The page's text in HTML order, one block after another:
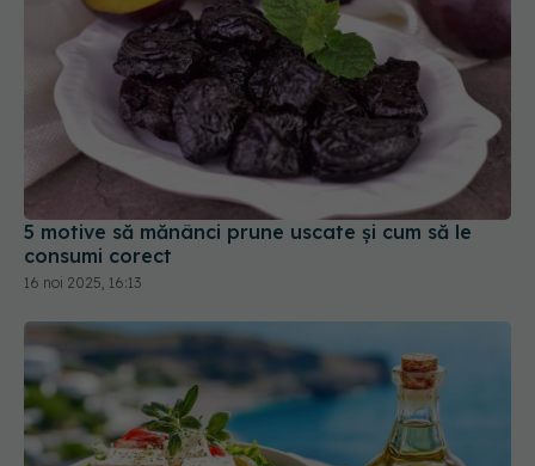
5 motive să mănânci prune uscate și cum să le
consumi corect
16 noi 2025, 16:13